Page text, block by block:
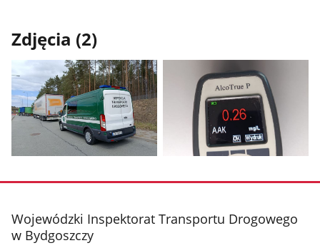
Zdjęcia (2)
zdjęcie
galerii.
zdjęcie
galerii.
stopka
Wojewódzki Inspektorat Transportu Drogowego
w Bydgoszczy